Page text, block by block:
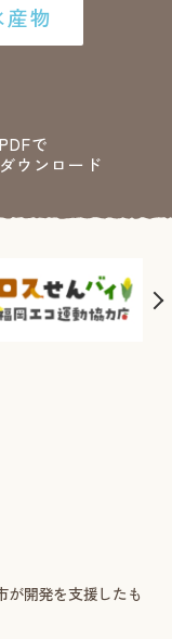
産物
PDFで
ダウンロード
開発を支援したも